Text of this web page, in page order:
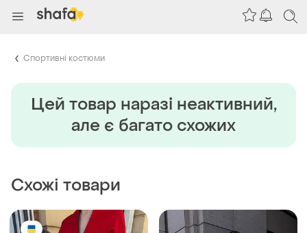
Спортивні костюми
Цей товар наразi неактивний,
але є багато схожих
Схожі товари